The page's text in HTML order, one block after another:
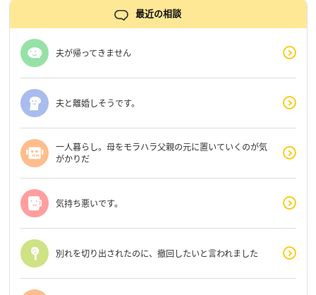
最近の相談
夫が帰ってきません
夫と離婚しそうです。
一人暮らし。母をモラハラ父親の元に置いていくのが気
がかりだ
気持ち悪いです。
別れを切り出されたのに、撤回したいと言われました